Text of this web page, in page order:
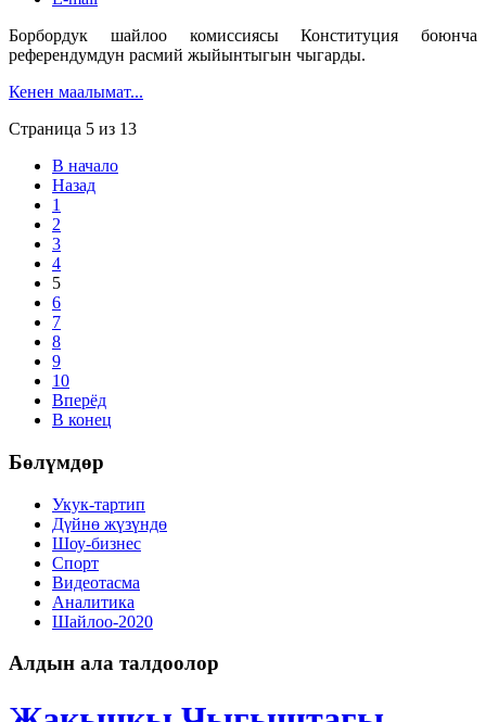
Борбордук шайлоо комиссиясы Конституция боюнча
референдумдун расмий жыйынтыгын чыгарды.
Кенен маалымат...
Страница 5 из 13
В начало
Назад
1
2
3
4
5
6
7
8
9
10
Вперёд
В конец
Бөлүмдөр
Укук-тартип
Дγйнө жүзүндө
Шоу-бизнес
Спорт
Видеотасма
Аналитика
Шайлоо-2020
Алдын ала талдоолор